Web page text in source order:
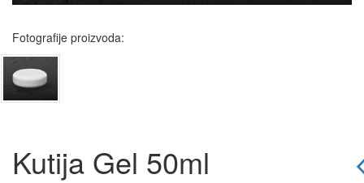
Fotografije proizvoda:
Kutija Gel 50ml